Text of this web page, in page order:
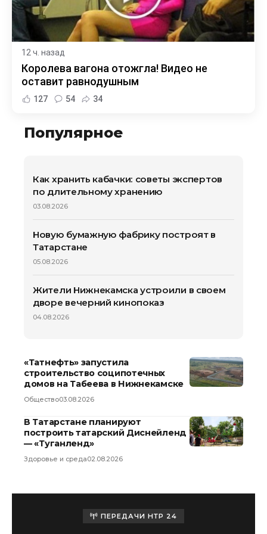
12 ч. назад
Королева вагона отожгла! Видео не
оставит равнодушным
127 54 34
Популярное
Как хранить кабачки: советы экспертов
по длительному хранению
03.08.2026
Новую бумажную фабрику построят в
Татарстане
05.08.2026
Жители Нижнекамска устроили в своем
дворе вечерний кинопоказ
04.08.2026
«Татнефть» запустила
строительство соципотечных
домов на Табеева в Нижнекамске
Общество03.08.2026
В Татарстане планируют
построить татарский Диснейленд
— «Туганленд»
Здоровье и среда02.08.2026
ПЕРЕДАЧИ НТР 24